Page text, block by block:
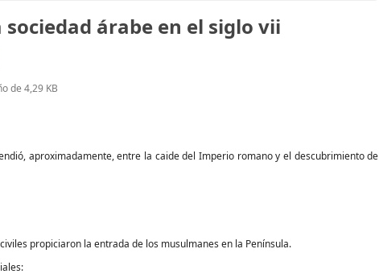
árabe en el siglo vii
de 4,29 KB
aproximadamente, entre la caide del Imperio romano y el descubrimiento de
propiciaron la entrada de los musulmanes en la Península.